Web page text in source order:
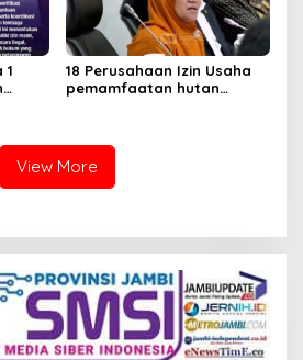
1
18 Perusahaan Izin Usaha
pemamfaatan hutan
View More